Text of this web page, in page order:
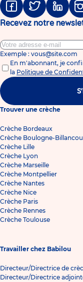
FacebookTwitter Linkedin
Recevez notre
Exemple : vous@site.com
En m'abonnant, je
la Politique de
Trouver une crèche
Crèche Bordeaux
Crèche Boulogne-
Crèche Lille
Crèche Lyon
Crèche Marseille
Crèche Montpellier
Crèche Nantes
Crèche Nice
Crèche Paris
Crèche Rennes
Crèche Toulouse
Travailler chez Babilou
Directeur/Directrice de
Directeur/Directrice